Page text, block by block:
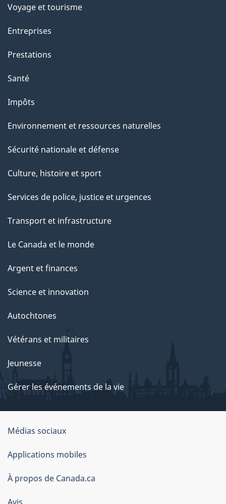
e
t
e
p
g
e
Voyage et tourisme
Entreprises
Prestations
Santé
Impôts
Environnement et ressources naturelles
Sécurité nationale et défense
Culture, histoire et sport
Services de police, justice et urgences
Transport et infrastructure
Le Canada et le monde
Argent et finances
Science et innovation
Autochtones
Vétérans et militaires
Jeunesse
Gérer les événements de la vie
Organisation
du
gouvernement
du
Canada
Médias sociaux
Applications mobiles
À propos de Canada.ca